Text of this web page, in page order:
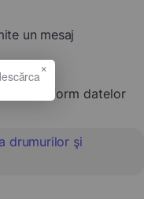
un mesaj
conform datelor
drumurilor şi
×